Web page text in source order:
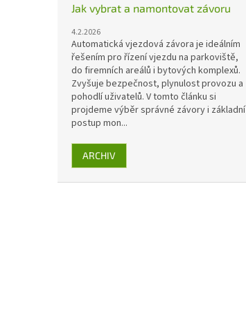
Jak vybrat a namontovat závoru
4.2.2026
Automatická vjezdová závora je ideálním
řešením pro řízení vjezdu na parkoviště,
do firemních areálů i bytových komplexů.
Zvyšuje bezpečnost, plynulost provozu a
pohodlí uživatelů. V tomto článku si
projdeme výběr správné závory i základní
postup mon...
ARCHIV